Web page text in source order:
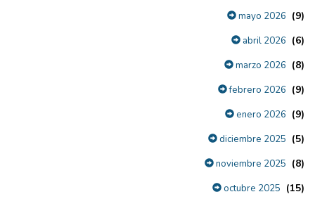
mayo 2026 (9)
abril 2026 (6)
marzo 2026 (8)
febrero 2026 (9)
enero 2026 (9)
diciembre 2025 (5)
noviembre 2025 (8)
octubre 2025 (15)